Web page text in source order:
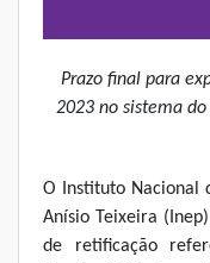
Prazo final para
2023 no sistema
O Instituto Nacional
Anísio Teixeira
de retificação